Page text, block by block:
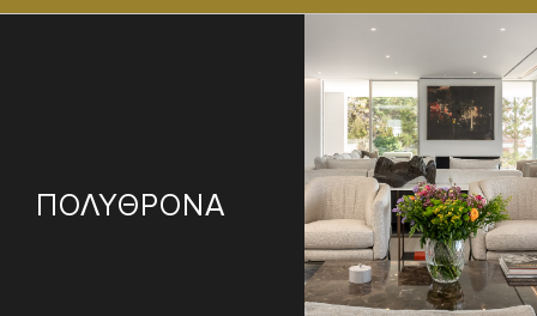
ΑΝΤΙΚΕΙΜΕΝΑ
ΕΙΔΗ ΣΕΡΒΙΡΙΣΜΑΤΟΣ & ΦΙΛΟΞΕΝΙΑΣ
PROJECTS
ΠΟΛΥΘΡΟΝΑ